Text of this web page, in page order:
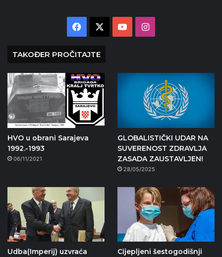
Facebook YouTubeInstagram
TAKOĐER PROČITAJTE
HVO u obrani Sarajeva
1992.-1993
06/11/2021
GLOBALISTIČKI UDAR NA
SUVERENOST ZDRAVLJA
ZASADA ZAUSTAVLJEN!
28/05/2025
Udba(Imperij) uzvraća
Cijepljeni šestogodišnji